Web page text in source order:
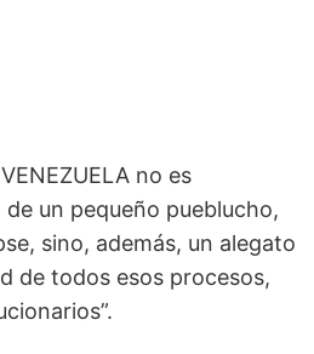
no es
un pequeño pueblucho,
sino, además, un alegato
de todos esos procesos,